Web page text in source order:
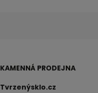
KAMENNÁ PRODEJNA
Tvrzenýsklo.cz